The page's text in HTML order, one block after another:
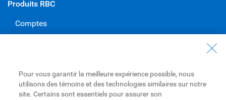
Produits RBC
Comptes
Prêts
Placements
Pour vous garantir la meilleure expérience possible, nous
utilisons des témoins et des technologies similaires sur notre
site. Certains sont essentiels pour assurer son